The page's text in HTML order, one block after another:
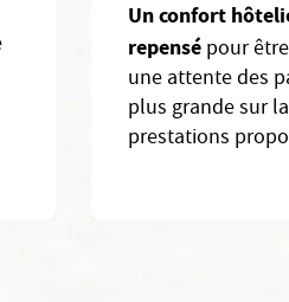
Un confort
repensépour
une attente des
plus grande sur
prestations